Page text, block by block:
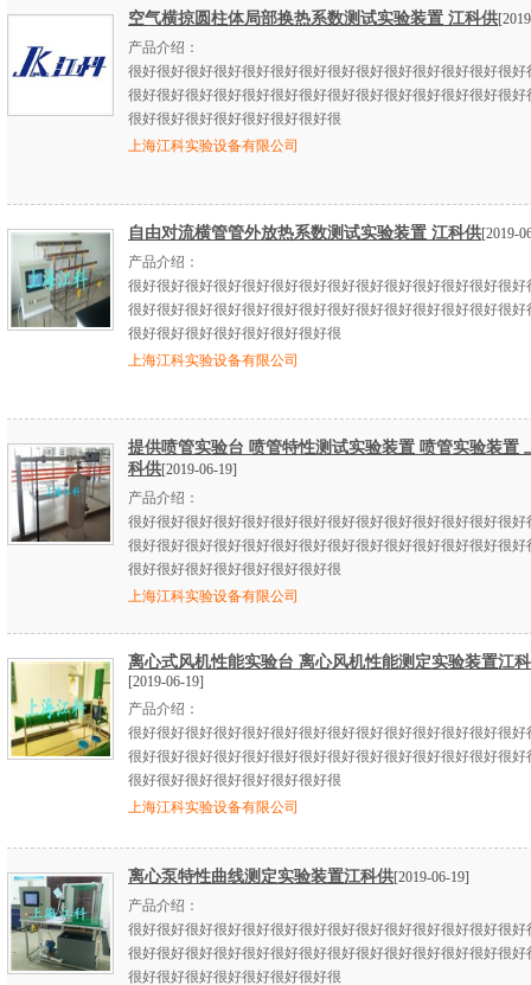
空气横掠圆柱体局部换热系数测试实验装置 江科供
产品介绍：
很好很好很好很好很好很好很好很好很好很好很好很好很好很好
很好很好很好很好很好很好很好很好很好很好很好很好很好很好
很好很好很好很好很好很好很好很
上海江科实验设备有限公司
自由对流横管管外放热系数测试实验装置 江科供[2019-
产品介绍：
很好很好很好很好很好很好很好很好很好很好很好很好很好很好
很好很好很好很好很好很好很好很好很好很好很好很好很好很好
很好很好很好很好很好很好很好很
上海江科实验设备有限公司
提供喷管实验台 喷管特性测试实验装置 喷管实验装置
科供[2019-06-19]
产品介绍：
很好很好很好很好很好很好很好很好很好很好很好很好很好很好
很好很好很好很好很好很好很好很好很好很好很好很好很好很好
很好很好很好很好很好很好很好很
上海江科实验设备有限公司
离心式风机性能实验台 离心风机性能测定实验装置江
[2019-06-19]
产品介绍：
很好很好很好很好很好很好很好很好很好很好很好很好很好很好
很好很好很好很好很好很好很好很好很好很好很好很好很好很好
很好很好很好很好很好很好很好很
上海江科实验设备有限公司
离心泵特性曲线测定实验装置江科供[2019-06-19]
产品介绍：
很好很好很好很好很好很好很好很好很好很好很好很好很好很好
很好很好很好很好很好很好很好很好很好很好很好很好很好很好
很好很好很好很好很好很好很好很